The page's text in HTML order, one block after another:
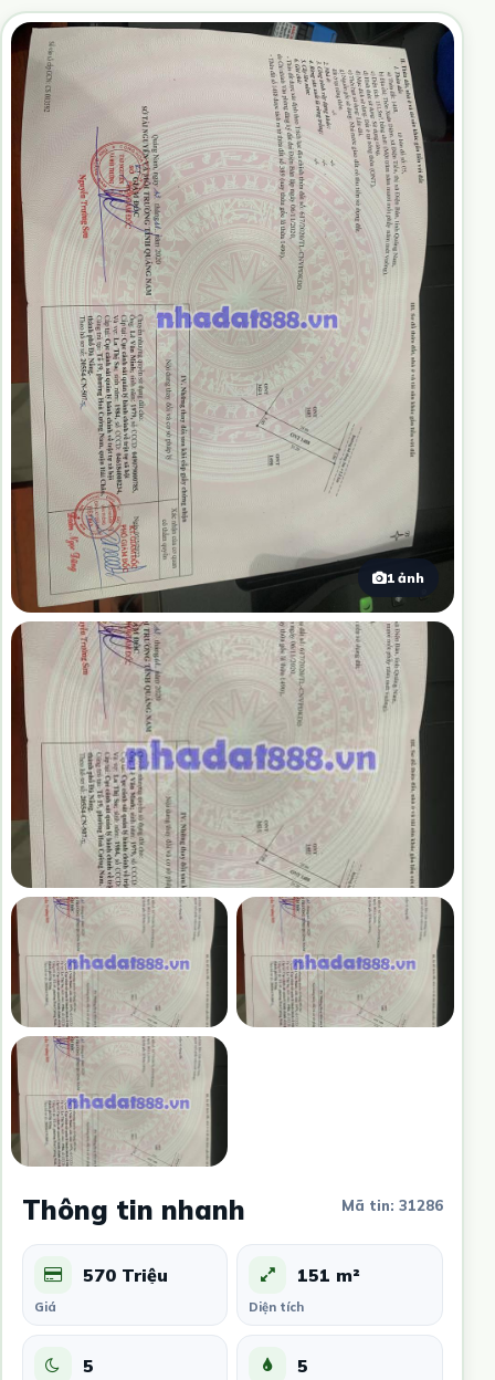
1 ảnh
Thông tin nhanh Mã tin: 31286
570 Triệu
Giá
151 m²
Diện tích
5 5